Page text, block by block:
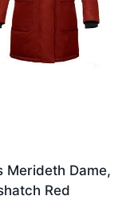
Merideth Dame,
Red